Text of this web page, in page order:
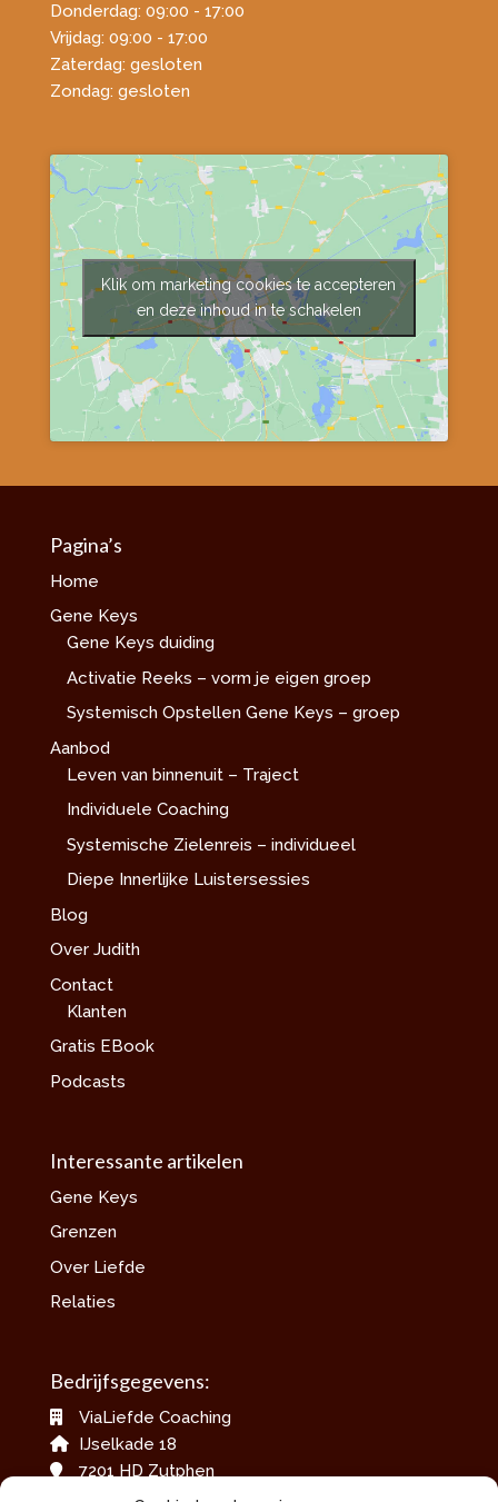
Donderdag: 09:00 - 17:00
Vrijdag: 09:00 - 17:00
Zaterdag: gesloten
Zondag: gesloten
Klik om marketing cookies te accepteren
en deze inhoud in te schakelen
Pagina’s
Home
Gene Keys
Gene Keys duiding
Activatie Reeks – vorm je eigen groep
Systemisch Opstellen Gene Keys – groep
Aanbod
Leven van binnenuit – Traject
Individuele Coaching
Systemische Zielenreis – individueel
Diepe Innerlijke Luistersessies
Blog
Over Judith
Contact
Klanten
Gratis EBook
Podcasts
Interessante artikelen
Gene Keys
Grenzen
Over Liefde
Relaties
Bedrijfsgegevens:
ViaLiefde Coaching
IJselkade 18
7201 HD Zutphen
06-42079717